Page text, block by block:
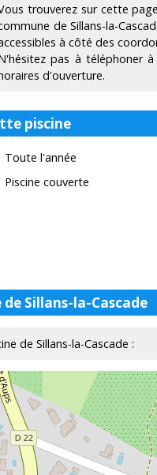
trouverez sur cette
de Sillans-la-
à côté des
pas à téléphoner
d'ouverture.
piscine
Toute l'année
Piscine couverte
Sillans-la-Cascade
de Sillans-la-Cascade :